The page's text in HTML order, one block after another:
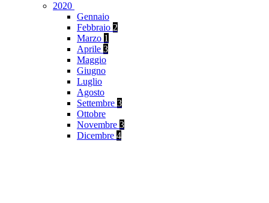
2020
Gennaio
Febbraio 2
Marzo 1
Aprile 3
Maggio
Giugno
Luglio
Agosto
Settembre 3
Ottobre
Novembre 3
Dicembre 4